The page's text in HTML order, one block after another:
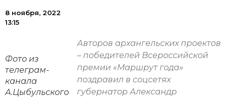
8 ноября, 2022
13:15
Фото из
телеграм-
канала
А.Цыбульского
Авторов архангельских проектов
– победителей Всероссийской
премии «Маршрут года»
поздравил в соцсетях
губернатор Александр